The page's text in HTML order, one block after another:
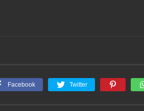
Facebook Twitter